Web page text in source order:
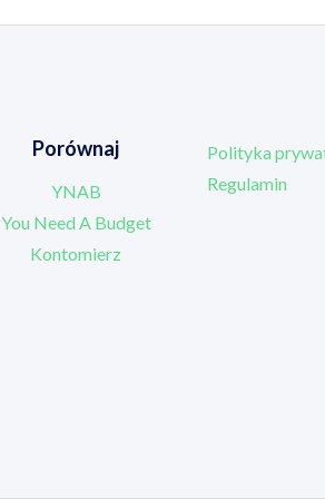
Porównaj
YNAB
You Need A Budget
Kontomierz
Polityka
Regulamin